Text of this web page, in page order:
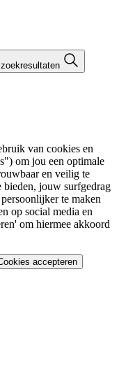
van cookies en
om jou een optimale
en veilig te
bieden, jouw surfgedrag
te maken
op social media en
om hiermee akkoord
accepteren